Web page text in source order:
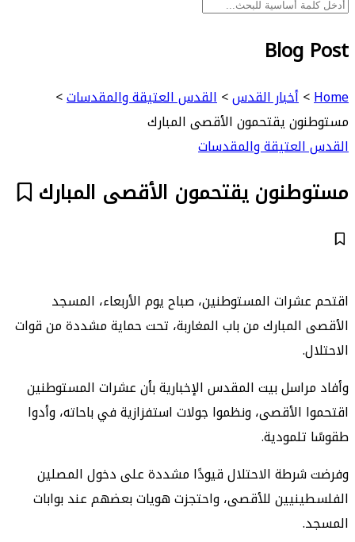
Blog Post
Home
>أخبار القدس>القدس العتيقة والمقدسات>
مستوطنون يقتحمون الأقصى المبارك
القدس العتيقة والمقدسات
مستوطنون يقتحمون الأقصى المبارك
اقتحم عشرات المستوطنين، صباح يوم الأربعاء، المسجد
الأقصى المبارك من باب المغاربة، تحت حماية مشددة من قوات
الاحتلال.
وأفاد مراسل بيت المقدس الإخبارية بأن عشرات المستوطنين
اقتحموا الأقصى، ونظموا جولات استفزازية في باحاته، وأدوا
طقوسًا تلمودية.
وفرضت شرطة الاحتلال قيودًا مشددة على دخول المصلين
الفلسطينيين للأقصى، واحتجزت هويات بعضهم عند بوابات
المسجد.